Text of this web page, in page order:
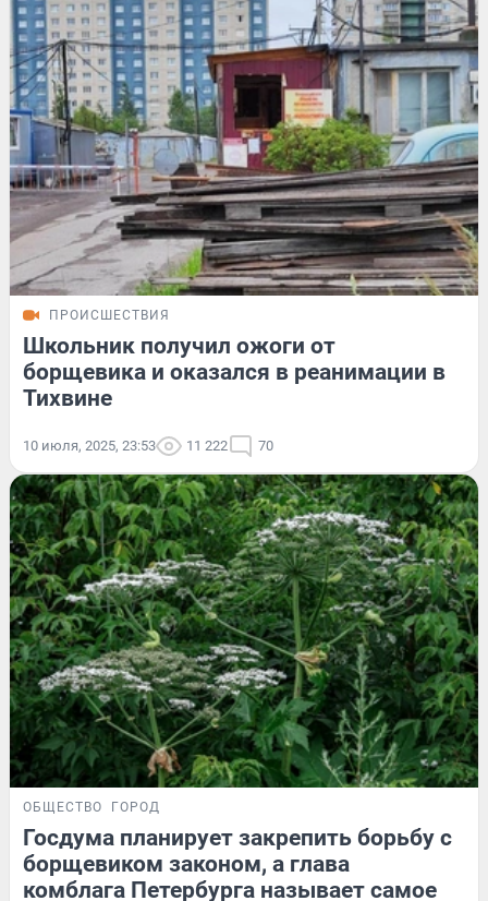
ПРОИСШЕСТВИЯ
Школьник получил ожоги от
борщевика и оказался в реанимации в
Тихвине
10 июля, 2025, 23:53 11 222 70
ОБЩЕСТВО ГОРОД
Госдума планирует закрепить борьбу с
борщевиком законом, а глава
комблага Петербурга называет самое